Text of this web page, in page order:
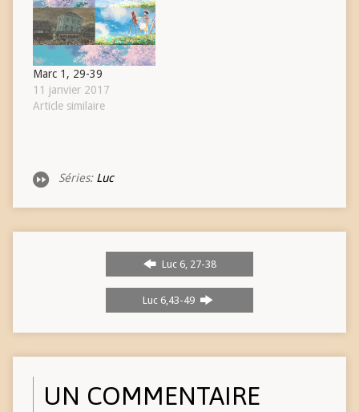
Marc 1, 29-39
11 janvier 2017
Article similaire
Séries: Luc
Luc 6, 27-38
Luc 6,43-49
UN COMMENTAIRE